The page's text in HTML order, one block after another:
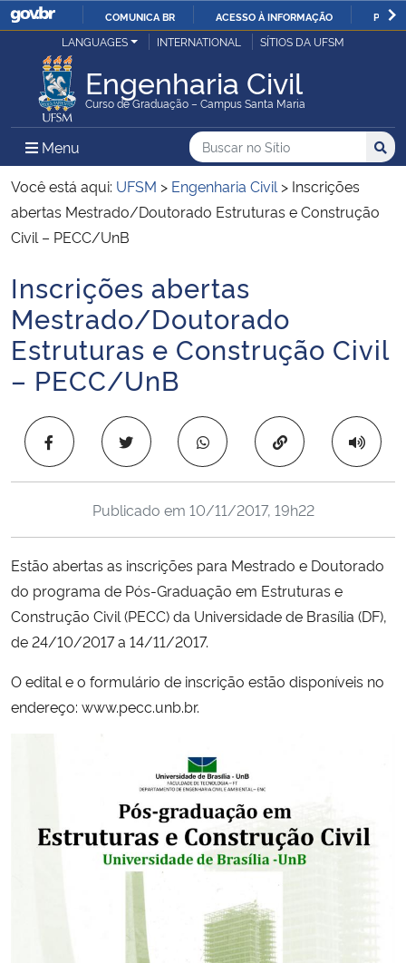
IR
O
COMUNICA BR ACESSO À INFORMAÇÃO
Ministério da Justiça e Segurança Pública
Ministério da Defesa
Ministério das Relações Exteriores
Ministério da Economia
Ministério da Infraestrutura
Ministério da Agricultura, Pecuária e Abastecimento
Ministério da Educação
Ministério da Cidadania
Ministério da Saúde
Ministério de Minas e Energia
Ministério da Ciência, Tecnologia, Inovações e Comunicações
Ministério do Meio Ambiente
Ministério do Desenvolvimento Regional
Ministério da Mulher, da Família e dos Direitos Humanos
Gabinete de Segurança Institucional
LANGUAGES INTERNATIONAL SÍTIOS DA UFSM
Engenharia Civil
Curso de Graduação – Campus Santa Maria
Menu Menu Principal do Sítio
Busca
Buscar no no Sítio
Busca:
Você está aqui: UFSM > Engenharia Civil > Inscrições
abertas Mestrado/Doutorado Estruturas e Construção
Civil – PECC/UnB
Início do conteúdo
Inscrições abertas
Mestrado/Doutorado
Estruturas e Construção Civil
– PECC/UnB
Copiar para área
Publicado em 10/11/2017, 19h22
Estão abertas as inscrições para Mestrado e Doutorado
do programa de Pós-Graduação em Estruturas e
Construção Civil (PECC) da Universidade de Brasília (DF),
de 24/10/2017 a 14/11/2017.
O edital e o formulário de inscrição estão disponíveis no
endereço: www.pecc.unb.br.